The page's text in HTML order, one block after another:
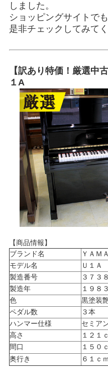
しました。
ショッピングサイトで
是非チェックしてみてく
【訳あり特価！厳選
１A
【商品情報】
ブランド名
ＹＡＭ
モデル名
Ｕ１Ａ
製造番号
３７３
製造年
１９８
色
黒塗装
ペダル数
３本
ハンマー仕様
セミア
高さ
１２１
間口
１５０
奥行き
６１ｃｍ